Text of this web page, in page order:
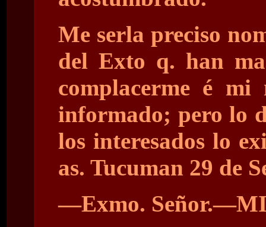
Me serla preciso
del Exto q. han
complacerme é
informado; pero lo
los interesados lo
as. Tucuman 29 de
—Exmo.